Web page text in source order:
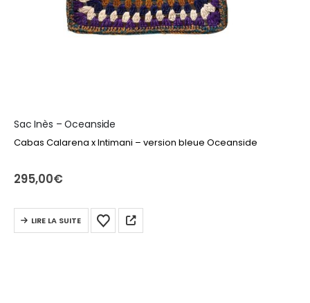
Sac Inès – Oceanside
Cabas Calarena x Intimani – version bleue Oceanside
295,00€
LIRE LA SUITE